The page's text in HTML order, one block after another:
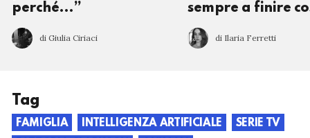
perché…”
di Giulia Ciriaci
sempre a finire
di Ilaria Ferretti
Tag
FAMIGLIA INTELLIGENZA ARTIFICIALE
SERIE TV